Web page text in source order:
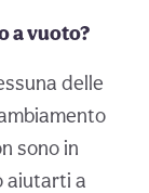
a vuoto?
delle
sono in
aiutarti a